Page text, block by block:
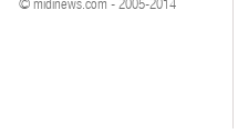
© midinews.com - 2005-2014